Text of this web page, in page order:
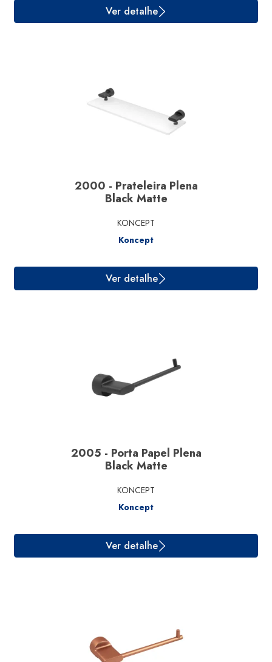
Ver detalhe
2000 - Prateleira Plena
Black Matte
KONCEPT
Koncept
2005 - Porta Papel Plena
Black Matte
KONCEPT
Koncept